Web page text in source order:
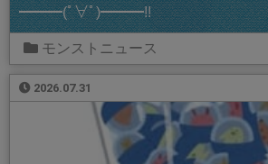
━━━(ﾟ∀ﾟ)━━━!!
モンストニュース
2026.07.31